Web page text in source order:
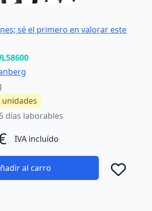
sé el primero en valorar este
unidades
días laborables
IVA incluído
al carro